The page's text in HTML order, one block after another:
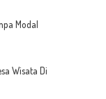
Modal
Wisata Di